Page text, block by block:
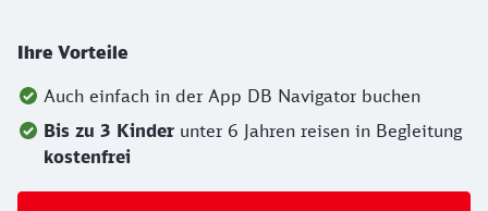
Ihre Vorteile
Auch einfach in der App DB Navigator buchen
Bis zu 3 Kinder unter 6 Jahren reisen in Begleitung
kostenfrei